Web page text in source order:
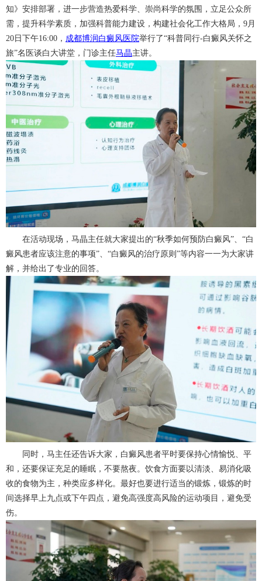
知》安排部署，进一步营造热爱科学、崇尚科学的氛围，立足公众所
需，提升科学素质，加强科普能力建设，构建社会化工作大格局，9月
20日下午16:00， 成都博润白癜风医院举行了“科普同行-白癜风关怀之
旅”名医谈白大讲堂，门诊主任马晶主讲。
在活动现场，马晶主任就大家提出的“秋季如何预防白癜风”、“白
癜风患者应该注意的事项”、“白癜风的治疗原则”等内容一一为大家讲
解，并给出了专业的回答。
同时，马主任还告诉大家，白癜风患者平时要保持心情愉悦、平
和，还要保证充足的睡眠，不要熬夜。饮食方面要以清淡、易消化吸
收的食物为主，种类应多样化。最好也要进行适当的锻炼，锻炼的时
间选择早上九点或下午四点，避免高强度高风险的运动项目，避免受
伤。